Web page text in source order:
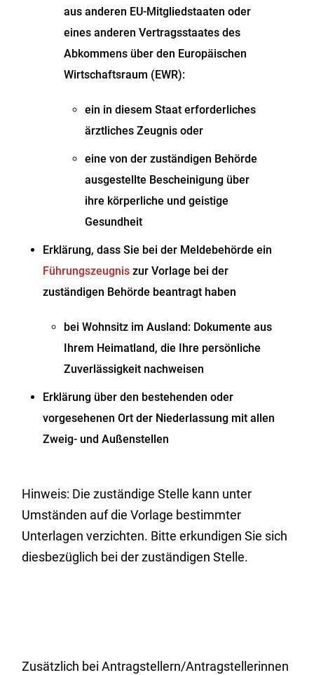
aus anderen EU-Mitgliedstaaten oder
eines anderen Vertragsstaates des
Abkommens über den Europäischen
Wirtschaftsraum (EWR):
ein in diesem Staat erforderliches
ärztliches Zeugnis oder
eine von der zuständigen Behörde
ausgestellte Bescheinigung über
ihre körperliche und geistige
Gesundheit
Erklärung, dass Sie bei der Meldebehörde ein
Führungszeugnis zur Vorlage bei der
zuständigen Behörde beantragt haben
bei Wohnsitz im Ausland: Dokumente aus
Ihrem Heimatland, die Ihre persönliche
Zuverlässigkeit nachweisen
Erklärung über den bestehenden oder
vorgesehenen Ort der Niederlassung mit allen
Zweig- und Außenstellen
Hinweis: Die zuständige Stelle kann unter
Umständen auf die Vorlage bestimmter
Unterlagen verzichten. Bitte erkundigen Sie sich
diesbezüglich bei der zuständigen Stelle.
Zusätzlich bei Antragstellern/Antragstellerinnen